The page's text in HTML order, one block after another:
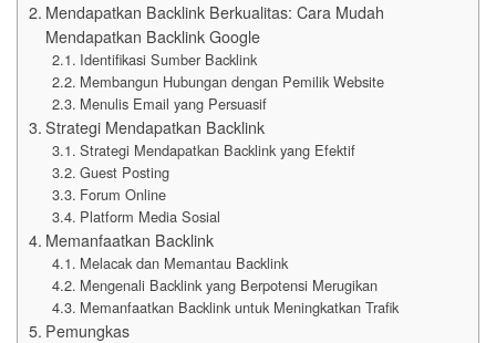
Mendapatkan Backlink Berkualitas: Cara Mudah
Mendapatkan Backlink Google
Identifikasi Sumber Backlink
Membangun Hubungan dengan Pemilik Website
Menulis Email yang Persuasif
Strategi Mendapatkan Backlink
Strategi Mendapatkan Backlink yang Efektif
Guest Posting
Forum Online
Platform Media Sosial
Memanfaatkan Backlink
Melacak dan Memantau Backlink
Mengenali Backlink yang Berpotensi Merugikan
Memanfaatkan Backlink untuk Meningkatkan Trafik
Pemungkas